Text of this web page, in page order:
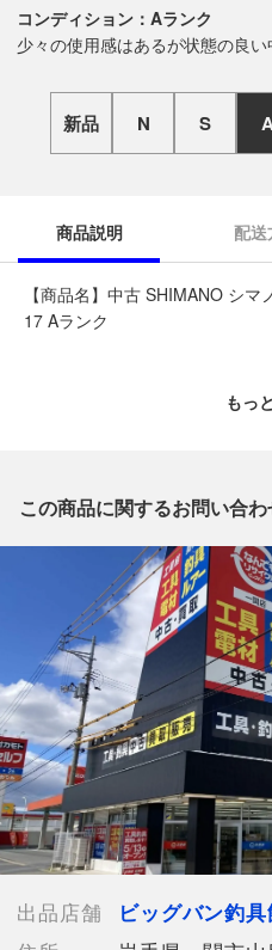
コンディション：Aランク
少々の使用感はあるが状態の良い
新品 N S
商品説明 配送
【商品名】中古 SHIMANO シ
17 Aランク
※「なんでもリサイクルビッグ
電話番号：0191-34-5410
【店舗内商品コード】
【メーカー】SHIMANO/シマノ
【型番】355317
【付属品】なし
【ランク】Aランク
少々の使用感はあるが状
【使用予定配送業者】佐川急便
【こちらの商品は在庫連動シス
ョップと併売を行なっております
タイミングによりシステムの反
う場合がございます。
売切れの場合は、ご購入をキャ
います。】
もっ
この商品に関するお問い合
出品店舗
ビッグバン釣